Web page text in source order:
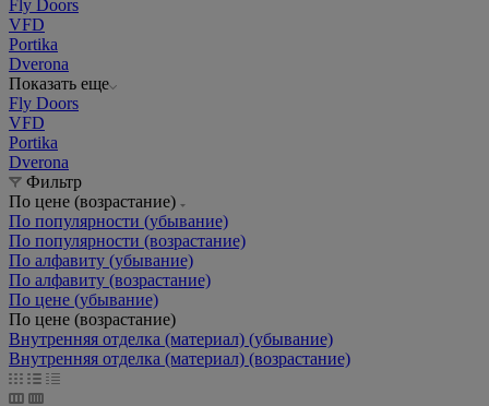
Fly Doors
VFD
Portika
Dverona
Показать еще
Fly Doors
VFD
Portika
Dverona
Фильтр
По цене (возрастание)
По популярности (убывание)
По популярности (возрастание)
По алфавиту (убывание)
По алфавиту (возрастание)
По цене (убывание)
По цене (возрастание)
Внутренняя отделка (материал) (убывание)
Внутренняя отделка (материал) (возрастание)